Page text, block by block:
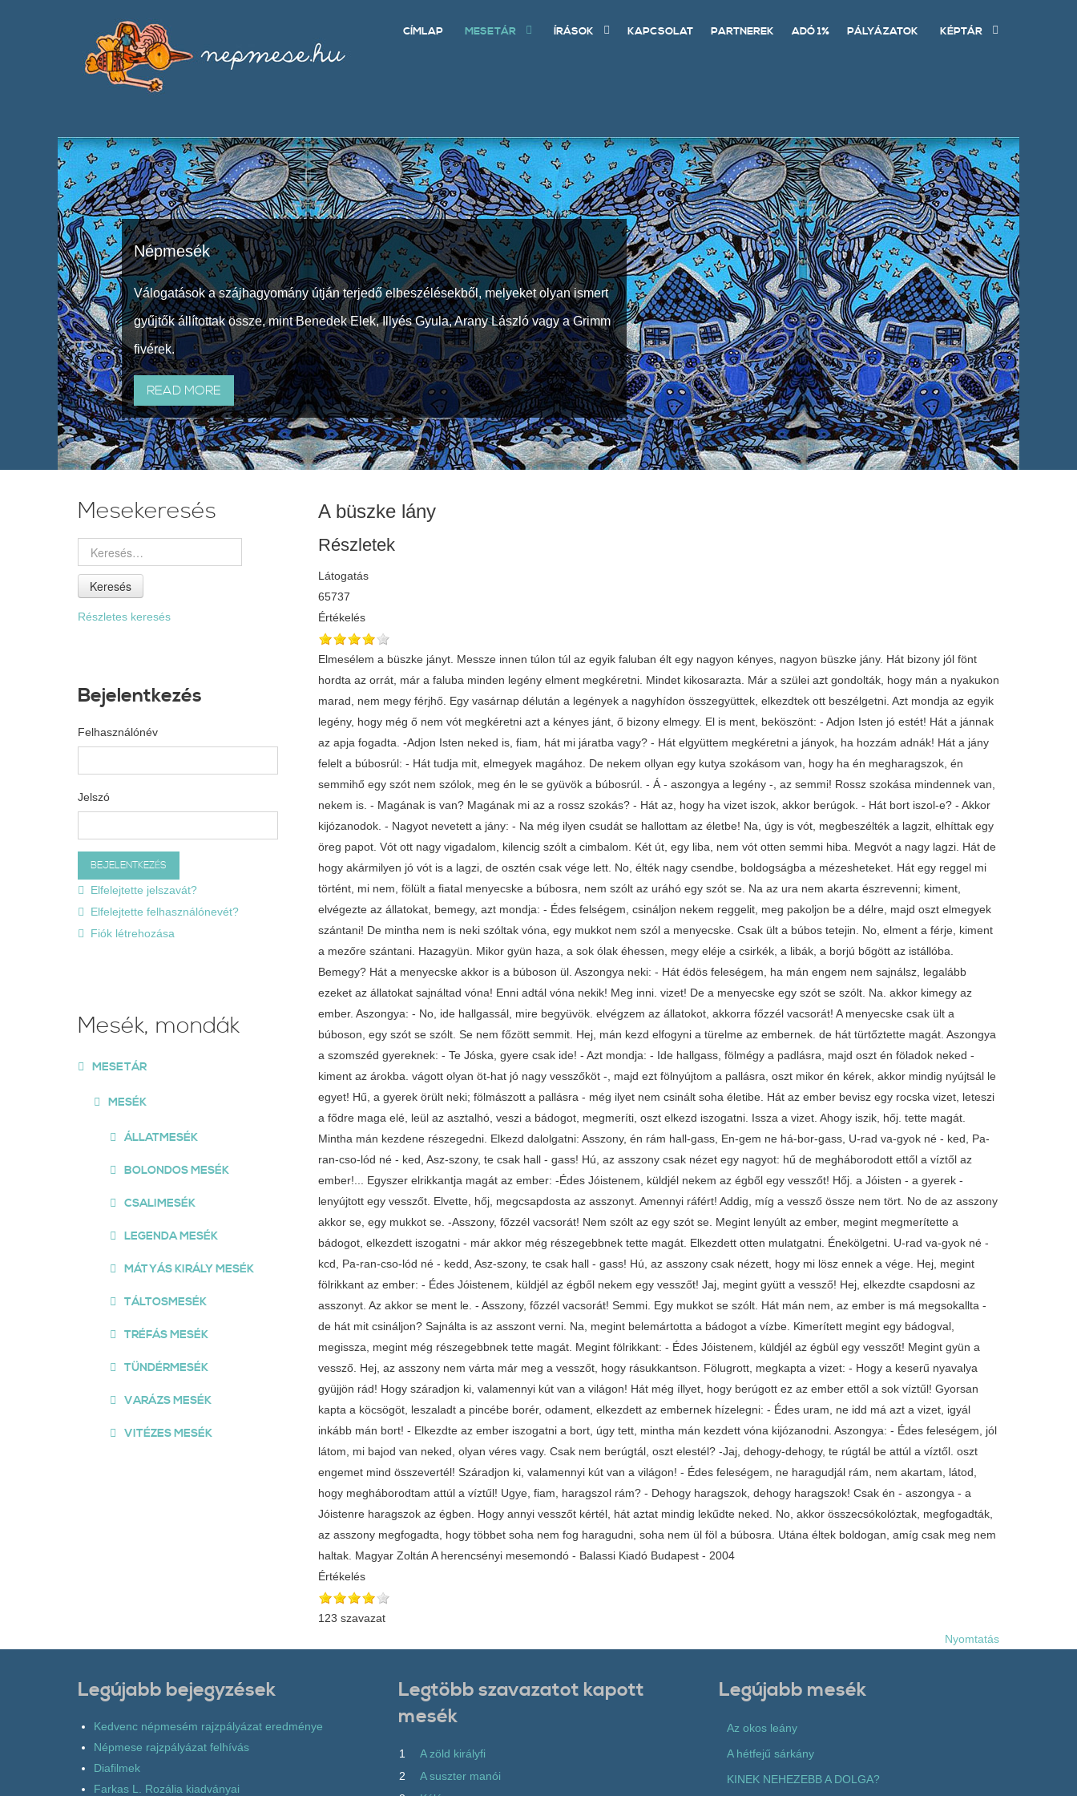
CÍMLAP MESETÁR ÍRÁSOK KAPCSOLAT PARTNEREK ADÓ 1% PÁLYÁZATOK KÉPTÁR
Népmesék
Válogatások a szájhagyomány útján terjedő elbeszélésekből, melyeket olyan ismert
gyűjtők állítottak össze, mint Benedek Elek, Illyés Gyula, Arany László vagy a Grimm
fivérek.
READ MORE
A büszke lány
Részletek
Látogatás
65737
Értékelés
Elmesélem a büszke jányt. Messze innen túlon túl az egyik faluban élt egy nagyon kényes, nagyon büszke jány. Hát bizony jól fönt
hordta az orrát, már a faluba minden legény elment megkéretni. Mindet kikosarazta. Már a szülei azt gondolták, hogy mán a nyakukon
marad, nem megy férjhő. Egy vasárnap délután a legények a nagyhídon összegyüttek, elkezdtek ott beszélgetni. Azt mondja az egyik
legény, hogy még ő nem vót megkéretni azt a kényes jánt, ő bizony elmegy. El is ment, beköszönt: - Adjon Isten jó estét! Hát a jánnak
az apja fogadta. -Adjon Isten neked is, fiam, hát mi járatba vagy? - Hát elgyüttem megkéretni a jányok, ha hozzám adnák! Hát a jány
felelt a búbosrúl: - Hát tudja mit, elmegyek magához. De nekem ollyan egy kutya szokásom van, hogy ha én megharagszok, én
semmihő egy szót nem szólok, meg én le se gyüvök a búbosrúl. - Á - aszongya a legény -, az semmi! Rossz szokása mindennek van,
nekem is. - Magának is van? Magának mi az a rossz szokás? - Hát az, hogy ha vizet iszok, akkor berúgok. - Hát bort iszol-e? - Akkor
kijózanodok. - Nagyot nevetett a jány: - Na még ilyen csudát se hallottam az életbe! Na, úgy is vót, megbeszélték a lagzit, elhíttak egy
öreg papot. Vót ott nagy vigadalom, kilencig szólt a cimbalom. Két út, egy liba, nem vót otten semmi hiba. Megvót a nagy lagzi. Hát de
hogy akármilyen jó vót is a lagzi, de osztén csak vége lett. No, élték nagy csendbe, boldogságba a mézesheteket. Hát egy reggel mi
történt, mi nem, fölült a fiatal menyecske a búbosra, nem szólt az uráhó egy szót se. Na az ura nem akarta észrevenni; kiment,
elvégezte az állatokat, bemegy, azt mondja: - Édes felségem, csináljon nekem reggelit, meg pakoljon be a délre, majd oszt elmegyek
szántani! De mintha nem is neki szóltak vóna, egy mukkot nem szól a menyecske. Csak ült a búbos tetejin. No, elment a férje, kiment
a mezőre szántani. Hazagyün. Mikor gyün haza, a sok ólak éhessen, megy eléje a csirkék, a libák, a borjú bőgött az istállóba.
Bemegy? Hát a menyecske akkor is a búboson ül. Aszongya neki: - Hát édös feleségem, ha mán engem nem sajnálsz, legalább
ezeket az állatokat sajnáltad vóna! Enni adtál vóna nekik! Meg inni. vizet! De a menyecske egy szót se szólt. Na. akkor kimegy az
ember. Aszongya: - No, ide hallgassál, mire begyüvök. elvégzem az állatokot, akkorra főzzél vacsorát! A menyecske csak ült a
búboson, egy szót se szólt. Se nem főzött semmit. Hej, mán kezd elfogyni a türelme az embernek. de hát türtőztette magát. Aszongya
a szomszéd gyereknek: - Te Jóska, gyere csak ide! - Azt mondja: - Ide hallgass, fölmégy a padlásra, majd oszt én föladok neked -
kiment az árokba. vágott olyan öt-hat jó nagy vesszőköt -, majd ezt fölnyújtom a pallásra, oszt mikor én kérek, akkor mindig nyújtsál le
egyet! Hű, a gyerek örült neki; fölmászott a pallásra - még ilyet nem csinált soha életibe. Hát az ember bevisz egy rocska vizet, leteszi
a fődre maga elé, leül az asztalhó, veszi a bádogot, megmeríti, oszt elkezd iszogatni. Issza a vizet. Ahogy iszik, hőj. tette magát.
Mintha mán kezdene részegedni. Elkezd dalolgatni: Asszony, én rám hall-gass, En-gem ne há-bor-gass, U-rad va-gyok né - ked, Pa-
ran-cso-lód né - ked, Asz-szony, te csak hall - gass! Hú, az asszony csak nézet egy nagyot: hű de megháborodott ettől a víztől az
ember!... Egyszer elrikkantja magát az ember: -Édes Jóistenem, küldjél nekem az égből egy vesszőt! Hőj. a Jóisten - a gyerek -
lenyújtott egy vesszőt. Elvette, hőj, megcsapdosta az asszonyt. Amennyi ráfért! Addig, míg a vessző össze nem tört. No de az asszony
akkor se, egy mukkot se. -Asszony, főzzél vacsorát! Nem szólt az egy szót se. Megint lenyúlt az ember, megint megmerítette a
bádogot, elkezdett iszogatni - már akkor még részegebbnek tette magát. Elkezdett otten mulatgatni. Énekölgetni. U-rad va-gyok né -
kcd, Pa-ran-cso-lód né - kedd, Asz-szony, te csak hall - gass! Hú, az asszony csak nézett, hogy mi lösz ennek a vége. Hej, megint
fölrikkant az ember: - Édes Jóistenem, küldjél az égből nekem egy vesszőt! Jaj, megint gyütt a vessző! Hej, elkezdte csapdosni az
asszonyt. Az akkor se ment le. - Asszony, főzzél vacsorát! Semmi. Egy mukkot se szólt. Hát mán nem, az ember is má megsokallta -
de hát mit csináljon? Sajnálta is az asszont verni. Na, megint belemártotta a bádogot a vízbe. Kimerített megint egy bádogval,
megissza, megint még részegebbnek tette magát. Megint fölrikkant: - Édes Jóistenem, küldjél az égbül egy vesszőt! Megint gyün a
vessző. Hej, az asszony nem várta már meg a vesszőt, hogy rásukkantson. Fölugrott, megkapta a vizet: - Hogy a keserű nyavalya
gyüjjön rád! Hogy száradjon ki, valamennyi kút van a világon! Hát még íllyet, hogy berúgott ez az ember ettől a sok víztűl! Gyorsan
kapta a köcsögöt, leszaladt a pincébe borér, odament, elkezdett az embernek hízelegni: - Édes uram, ne idd má azt a vizet, igyál
inkább mán bort! - Elkezdte az ember iszogatni a bort, úgy tett, mintha mán kezdett vóna kijózanodni. Aszongya: - Édes feleségem, jól
látom, mi bajod van neked, olyan véres vagy. Csak nem berúgtál, oszt elestél? -Jaj, dehogy-dehogy, te rúgtál be attúl a víztől. oszt
engemet mind összevertél! Száradjon ki, valamennyi kút van a világon! - Édes feleségem, ne haragudjál rám, nem akartam, látod,
hogy megháborodtam attúl a víztűl! Ugye, fiam, haragszol rám? - Dehogy haragszok, dehogy haragszok! Csak én - aszongya - a
Jóistenre haragszok az égben. Hogy annyi vesszőt kértél, hát aztat mindig lekűdte neked. No, akkor összecsókolóztak, megfogadták,
az asszony megfogadta, hogy többet soha nem fog haragudni, soha nem ül föl a búbosra. Utána éltek boldogan, amíg csak meg nem
haltak. Magyar Zoltán A herencsényi mesemondó - Balassi Kiadó Budapest - 2004
Értékelés
123 szavazat
Nyomtatás
Mesekeresés
Keresés
Részletes keresés
Bejelentkezés
Felhasználónév
Jelszó
Elfelejtette jelszavát?
Elfelejtette felhasználónevét?
Fiók létrehozása
Mesék, mondák
MESETÁR
MESÉK
ÁLLATMESÉK
BOLONDOS MESÉK
CSALIMESÉK
LEGENDA MESÉK
MÁTYÁS KIRÁLY MESÉK
TÁLTOSMESÉK
TRÉFÁS MESÉK
TÜNDÉRMESÉK
VARÁZS MESÉK
VITÉZES MESÉK
Legújabb bejegyzések
Kedvenc népmesém rajzpályázat eredménye
Népmese rajzpályázat felhívás
Diafilmek
Farkas L. Rozália kiadványai
Legtöbb szavazatot kapott
mesék
1
A zöld királyfi
2
A suszter manói
Legújabb mesék
Az okos leány
A hétfejű sárkány
KINEK NEHEZEBB A DOLGA?